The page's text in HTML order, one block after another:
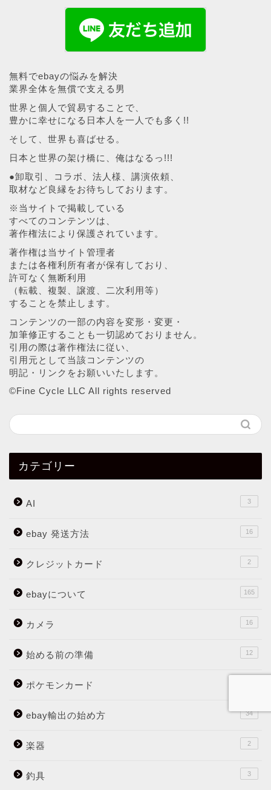
無料でebayの悩みを解決
業界全体を無償で支える男
世界と個人で貿易することで、
豊かに幸せになる日本人を一人でも多く!!
そして、世界も喜ばせる。
日本と世界の架け橋に、俺はなるっ!!!
●卸取引、コラボ、法人様、講演依頼、
取材など良縁をお待ちしております。
※当サイトで掲載している
すべてのコンテンツは、
著作権法により保護されています。
著作権は当サイト管理者
または各権利所有者が保有しており、
許可なく無断利用
（転載、複製、譲渡、二次利用等）
することを禁止します。
コンテンツの一部の内容を変形・変更・
加筆修正することも一切認めておりません。
引用の際は著作権法に従い、
引用元として当該コンテンツの
明記・リンクをお願いいたします。
©︎Fine Cycle LLC All rights reserved
カテゴリー
AI 3
ebay 発送方法 16
クレジットカード 2
ebayについて 165
カメラ 16
始める前の準備 12
ポケモンカード
ebay輸出の始め方 34
楽器 2
釣具 3